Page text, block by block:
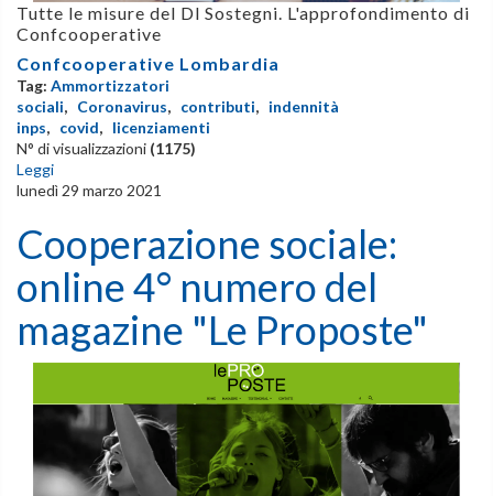
Tutte le misure del Dl Sostegni. L'approfondimento di
Confcooperative
Confcooperative Lombardia
Tag: Ammortizzatori
sociali, Coronavirus, contributi, indennità
inps, covid, licenziamenti
N° di visualizzazioni (1175)
Leggi
lunedì 29 marzo 2021
Cooperazione sociale:
online 4° numero del
magazine "Le Proposte"